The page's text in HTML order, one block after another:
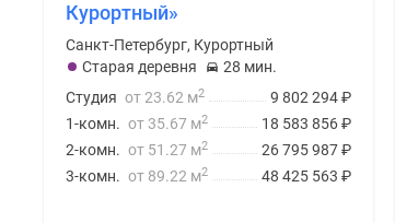
Курортный»
Санкт-Петербург, Курортный
Старая деревня
28 мин.
9 802 294₽
Студия от 23.62 м2
18 583 856₽
1-комн. от 35.67 м2
26 795 987₽
2-комн. от 51.27 м2
48 425 563 ₽
3-комн. от 89.22 м2